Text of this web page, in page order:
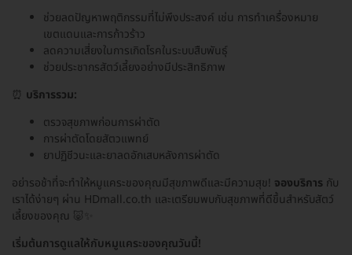
ช่วยลดปัญหาพฤติกรรมที่ไม่พึงประสงค์ เช่น การทำเครื่องหมาย
เขตแดนและการก้าวร้าว
ลดความเสี่ยงในการเกิดโรคในระบบสืบพันธุ์
ช่วยประชากรสัตว์เลี้ยงอย่างมีประสิทธิภาพ
⏰ บริการรวม:
ตรวจสุขภาพก่อนการผ่าตัด
การผ่าตัดโดยสัตวแพทย์
ยาปฏิชีวนะและยาลดอักเสบหลังการผ่าตัด
อย่ารอช้าที่จะทำให้หมูแคระของคุณมีสุขภาพดีและมีความสุข! จองบริการ กับ
เราได้ง่ายๆ ผ่าน HDmall.co.th และเตรียมพบกับสุขภาพที่ดีขึ้นสำหรับสัตว์
เลี้ยงของคุณ 🐷✨
เริ่มต้นการดูแลให้กับหมูแคระของคุณวันนี้!